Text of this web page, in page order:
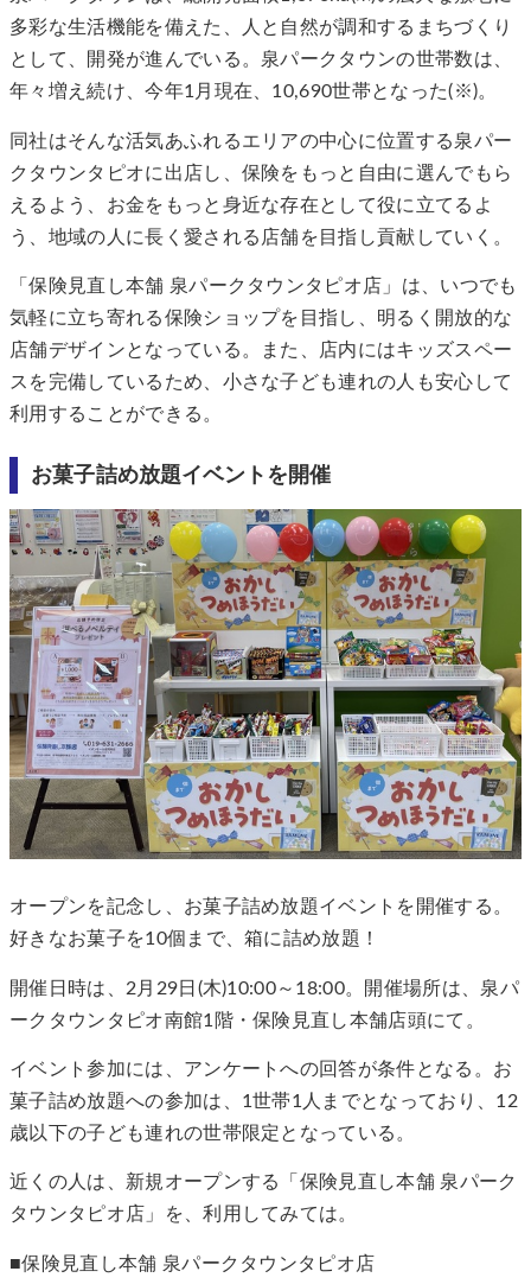
多彩な生活機能を備えた、人と自然が調和するまちづくり
として、開発が進んでいる。泉パークタウンの世帯数は、
年々増え続け、今年1月現在、10,690世帯となった(※)。
同社はそんな活気あふれるエリアの中心に位置する泉パー
クタウンタピオに出店し、保険をもっと自由に選んでもら
えるよう、お金をもっと身近な存在として役に立てるよ
う、地域の人に長く愛される店舗を目指し貢献していく。
「保険見直し本舗 泉パークタウンタピオ店」は、いつでも
気軽に立ち寄れる保険ショップを目指し、明るく開放的な
店舗デザインとなっている。また、店内にはキッズスペー
スを完備しているため、小さな子ども連れの人も安心して
利用することができる。
お菓子詰め放題イベントを開催
オープンを記念し、お菓子詰め放題イベントを開催する。
好きなお菓子を10個まで、箱に詰め放題！
開催日時は、2月29日(木)10:00～18:00。開催場所は、泉パ
ークタウンタピオ南館1階・保険見直し本舗店頭にて。
イベント参加には、アンケートへの回答が条件となる。お
菓子詰め放題への参加は、1世帯1人までとなっており、12
歳以下の子ども連れの世帯限定となっている。
近くの人は、新規オープンする「保険見直し本舗 泉パーク
タウンタピオ店」を、利用してみては。
■保険見直し本舗 泉パークタウンタピオ店